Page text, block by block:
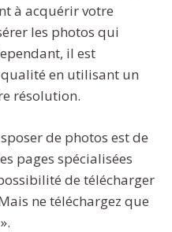
à acquérir votre
les photos qui
il est
en utilisant un
résolution.
de photos est de
pages spécialisées
de télécharger
ne téléchargez que